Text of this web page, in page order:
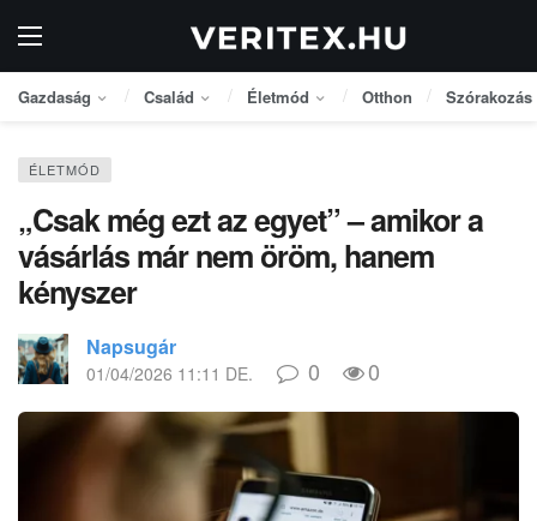
Gazdaság Család Életmód Otthon Szórakozás
ÉLETMÓD
„Csak még ezt az egyet” – amikor a
vásárlás már nem öröm, hanem
kényszer
Napsugár
01/04/2026 11:11 DE. 0 0